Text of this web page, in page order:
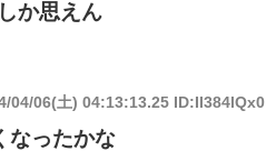
か思えん
04/06(土) 04:13:13.25 ID:Il384lQx0
なったかな